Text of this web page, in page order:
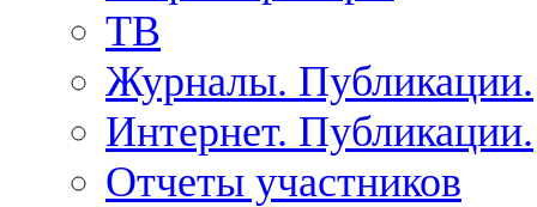
ТВ
Журналы. Публикации.
Интернет. Публикации.
Отчеты участников